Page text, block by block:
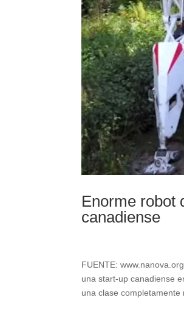
Enorme robot
canadiense
FUENTE:
una start-up canadiense
una clase completamente